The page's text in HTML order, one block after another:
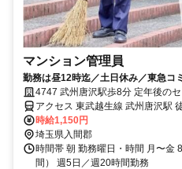
マンション管理員
勤務は昼12時迄／土日休み／東急
用情報
4747 武州唐沢駅歩8分 定年後の
躍中
アクセス 東武越生線 武州唐沢駅
時給1,150円
埼玉県入間郡
時間帯 朝 勤務曜日・時間 月〜金
間） 週5日／週20時間勤務